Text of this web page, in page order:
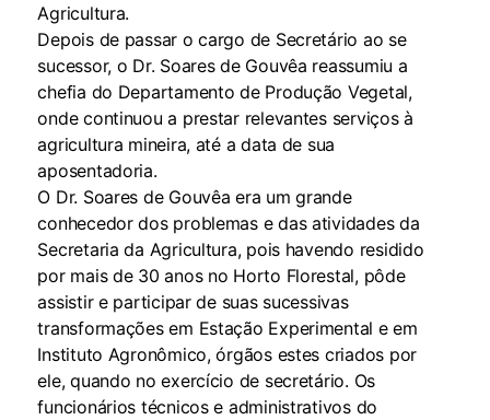
Agricultura.
Depois de passar o cargo de Secretário ao se
sucessor, o Dr. Soares de Gouvêa reassumiu a
chefia do Departamento de Produção Vegetal,
onde continuou a prestar relevantes serviços à
agricultura mineira, até a data de sua
aposentadoria.
O Dr. Soares de Gouvêa era um grande
conhecedor dos problemas e das atividades da
Secretaria da Agricultura, pois havendo residido
por mais de 30 anos no Horto Florestal, pôde
assistir e participar de suas sucessivas
transformações em Estação Experimental e em
Instituto Agronômico, órgãos estes criados por
ele, quando no exercício de secretário. Os
funcionários técnicos e administrativos do